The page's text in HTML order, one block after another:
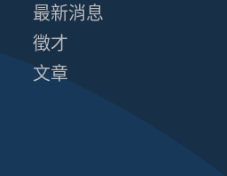
最新消息
徵才
文章